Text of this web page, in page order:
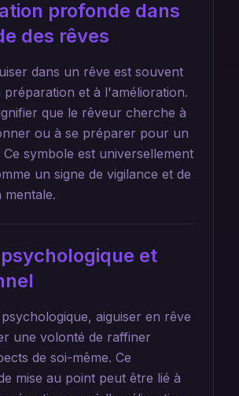
profonde dans
des rêves
dans un rêve est souvent
préparation et à l'amélioration.
que le rêveur cherche à
ou à se préparer pour un
Ce symbole est universellement
un signe de vigilance et de
mentale.
et
aiguiser en rêve
une volonté de raffiner
de soi-même. Ce
mise au point peut être lié à